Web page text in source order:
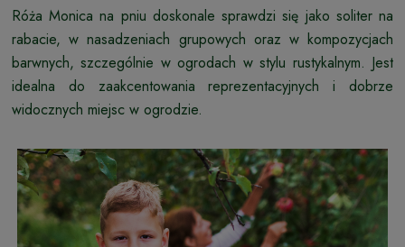
Róża Monica na pniu doskonale sprawdzi się jako soliter na
rabacie, w nasadzeniach grupowych oraz w kompozycjach
barwnych, szczególnie w ogrodach w stylu rustykalnym. Jest
idealna do zaakcentowania reprezentacyjnych i dobrze
widocznych miejsc w ogrodzie.